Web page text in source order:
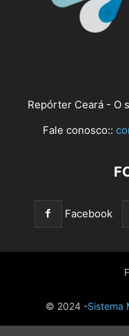
Repórter Ceará - O
Fale conosco::
Facebook
© 2024 -Sistema